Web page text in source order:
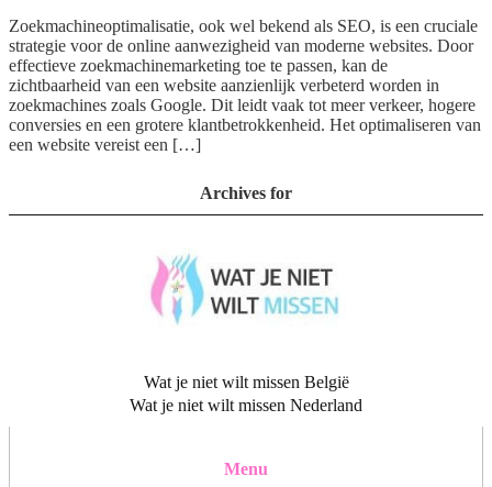
Zoekmachineoptimalisatie, ook wel bekend als SEO, is een cruciale
strategie voor de online aanwezigheid van moderne websites. Door
effectieve zoekmachinemarketing toe te passen, kan de
zichtbaarheid van een website aanzienlijk verbeterd worden in
zoekmachines zoals Google. Dit leidt vaak tot meer verkeer, hogere
conversies en een grotere klantbetrokkenheid. Het optimaliseren van
een website vereist een […]
Archives for
Wat je niet wilt missen België
Wat je niet wilt missen Nederland
Menu